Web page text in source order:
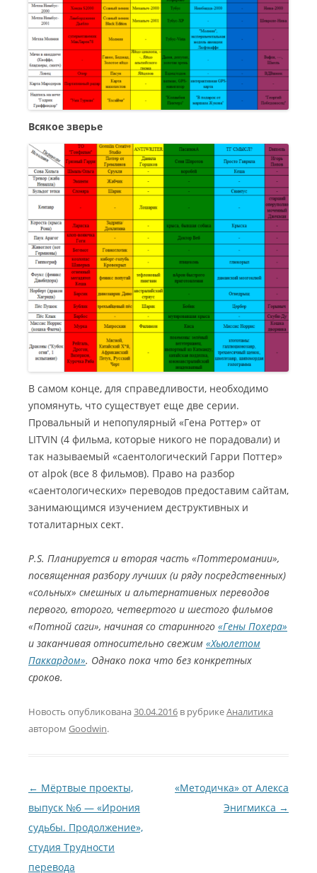
Всякое зверье
В самом конце, для справедливости, необходимо
упомянуть, что существует еще две серии.
Провальный и непопулярный «Гена Роттер» от
LITVIN (4 фильма, которые никого не порадовали) и
так называемый «саентологический Гарри Поттер»
от alpok (все 8 фильмов). Право на разбор
«саентологических» переводов предоставим сайтам,
занимающимся изучением деструктивных и
тоталитарных сект.
P.S. Планируется и вторая часть «Поттеромании»,
посвященная разбору лучших (и ряду посредственных)
«сольных» смешных и альтернативных переводов
первого, второго, четвертого и шестого фильмов
«Потной саги», начиная со старинного «Гены Похера»
и заканчивая относительно свежим «Хьюлетом
Паккардом». Однако пока что без конкретных
сроков.
Новость опубликована30.04.2016 в рубрикеАналитика
автором Goodwin.
Навигация по записям
← Мёртвые проекты,
выпуск №6 — «Ирония
судьбы. Продолжение»,
студия Трудности
перевода
«Методичка» от Алекса
Энигмикса →